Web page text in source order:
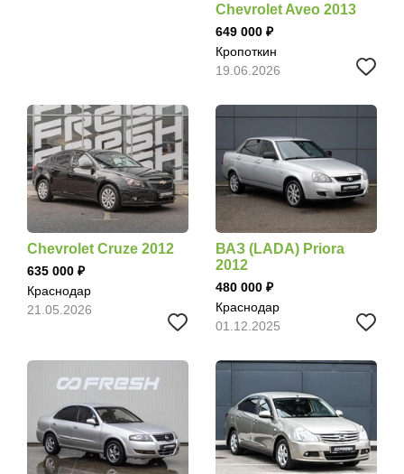
Chevrolet Aveo 2013
649 000
Кропоткин
19.06.2026
Chevrolet Cruze 2012
635 000
Краснодар
21.05.2026
ВАЗ (LADA) Priora
2012
480 000
Краснодар
01.12.2025